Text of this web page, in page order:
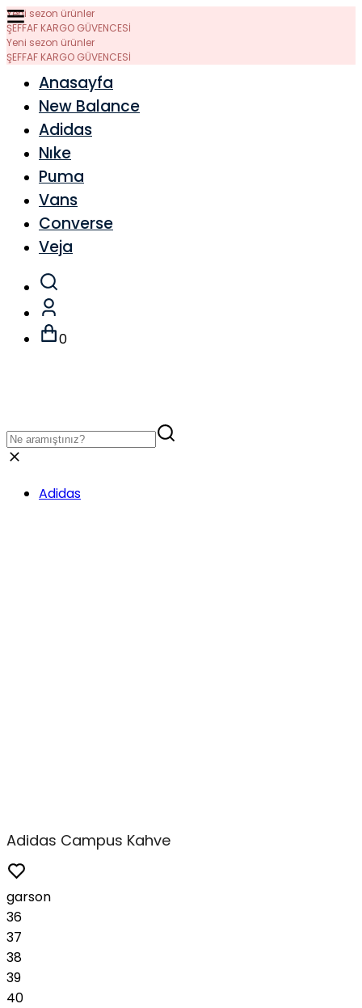
Yeni sezon ürünler
ŞEFFAF KARGO GÜVENCESİ
Yeni sezon ürünler
ŞEFFAF KARGO GÜVENCESİ
Anasayfa
New Balance
Adidas
Nıke
Puma
Vans
Converse
Veja
0
Adidas
Adidas Campus Kahve
garson
36
37
38
39
40